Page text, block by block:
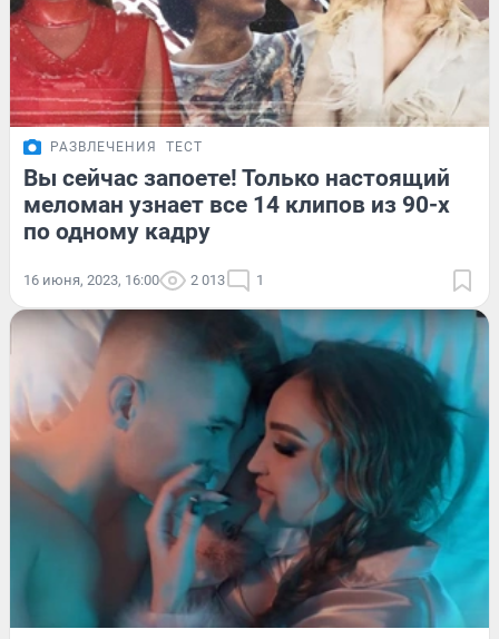
РАЗВЛЕЧЕНИЯ ТЕСТ
Вы сейчас запоете! Только настоящий
меломан узнает все 14 клипов из 90-х
по одному кадру
16 июня, 2023, 16:00 2 013 1